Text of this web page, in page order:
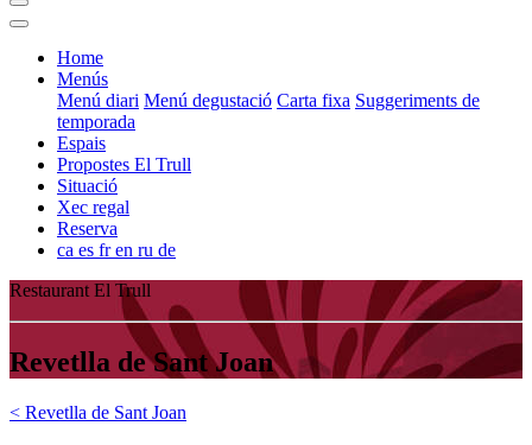
Home
Menús
Menú diari Menú degustació Carta fixa Suggeriments de
temporada
Espais
Propostes El Trull
Situació
Xec regal
Reserva
ca es fr en ru de
Restaurant El Trull
Revetlla de Sant Joan
< Revetlla de Sant Joan